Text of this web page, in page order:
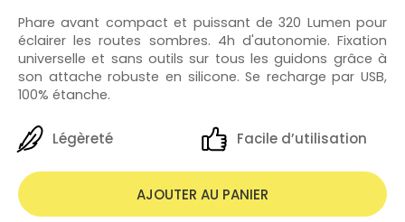
Phare avant compact et puissant de 320 Lumen pour
éclairer les routes sombres. 4h d'autonomie. Fixation
universelle et sans outils sur tous les guidons grâce à
son attache robuste en silicone. Se recharge par USB,
100% étanche.
Légèreté Facile d’utilisation
AJOUTER AU PANIER